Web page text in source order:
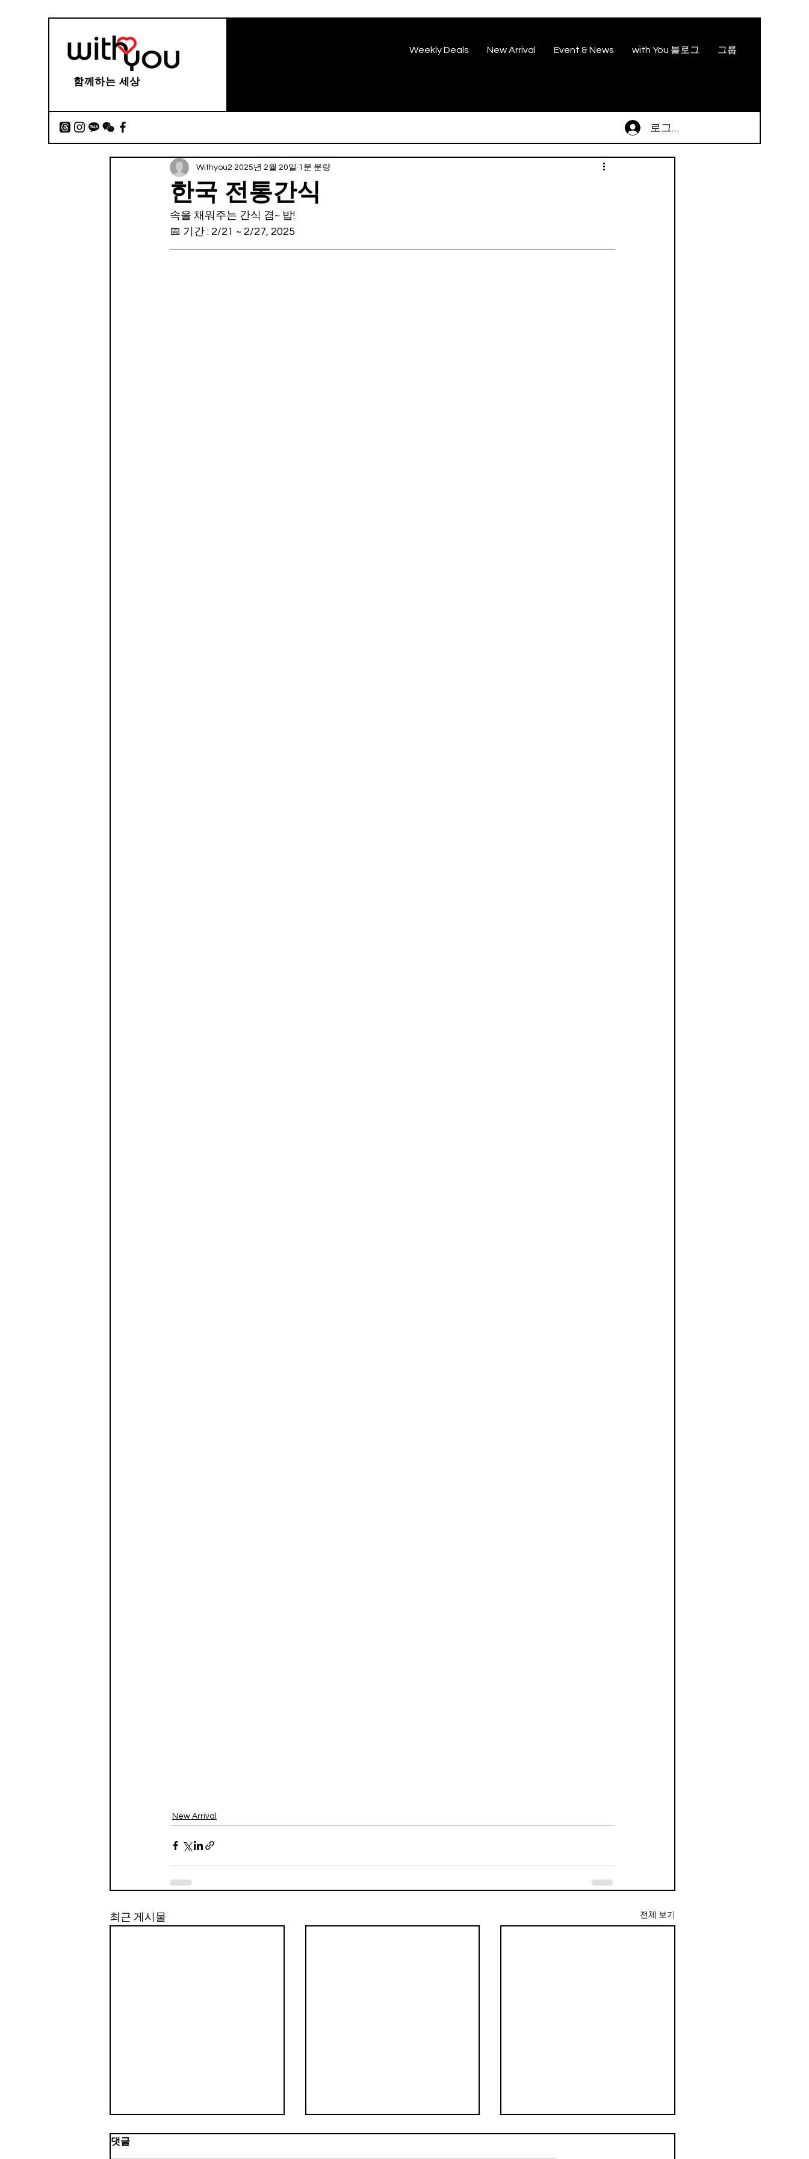
함께하는 세상
Weekly Deals New Arrival Event & News with You 블로그 그룹
로그인
한국 전통간식
Withyou2 2025년 2월 20일 1분 분량
속을 채워주는 간식 겸~ 밥!
📅 기간 : 2/21 ~ 2/27, 2025
New Arrival
최근 게시물 전체 보기
댓글